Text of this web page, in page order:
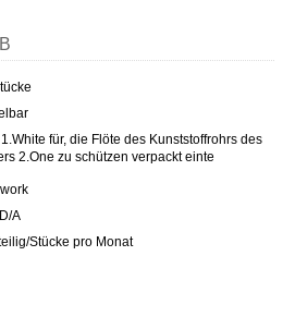
für, die Flöte des Kunststoffrohrs des
2.One zu schützen verpackt einte
A
Stücke pro Monat